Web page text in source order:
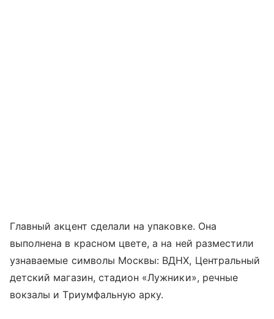
Главный акцент сделали на упаковке. Она
выполнена в красном цвете, а на ней разместили
узнаваемые символы Москвы: ВДНХ, Центральный
детский магазин, стадион «Лужники», речные
вокзалы и Триумфальную арку.